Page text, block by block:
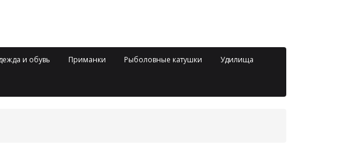
и обувь Приманки Рыболовные катушки Удилища